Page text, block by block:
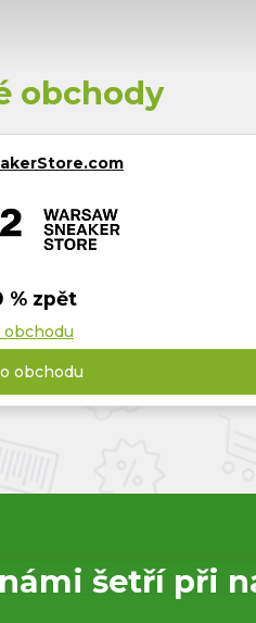
obchody
% zpět
obchodu
obchodu
šetří při